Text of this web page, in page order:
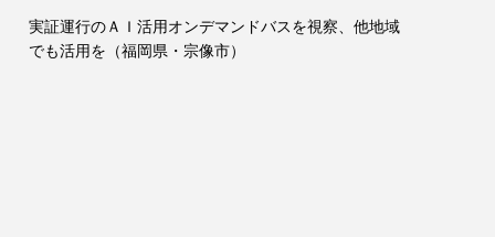
実証運行のＡＩ活用オンデマンドバスを視察、他地域
でも活用を（福岡県・宗像市）